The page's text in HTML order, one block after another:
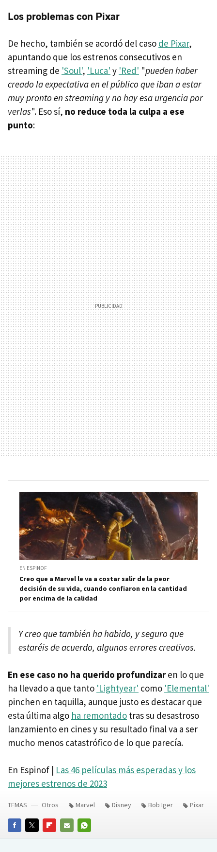
Los problemas con Pixar
De hecho, también se acordó del caso de Pixar,
apuntando que los estrenos consecutivos en
streaming de 'Soul', 'Luca' y 'Red' "pueden haber
creado la expectativa en el público que iban a estar
muy pronto en streaming y no hay esa urgencia por
verlas". Eso sí, no reduce toda la culpa a ese
punto:
EN ESPINOF
Creo que a Marvel le va a costar salir de la peor
decisión de su vida, cuando confiaron en la cantidad
por encima de la calidad
Y creo que también ha habido, y seguro que
estaréis de acuerdo, algunos errores creativos.
En ese caso no ha querido profundizaren lo que
ha llevado a que tanto 'Lightyear' como 'Elemental'
pinchen en taquilla, aunque justo es destacar que
esta última algo ha remontado tras su desastroso
lanzamiento en cines y su resultado final va a ser
mucho menos catastrófico de lo que parecía.
En Espinof | Las 46 películas más esperadas y los
mejores estrenos de 2023
FACEBOOKTWITTERFLIPBOARD
E-
WHATSAPP
TEMAS Otros Marvel Disney Bob Iger Pixar